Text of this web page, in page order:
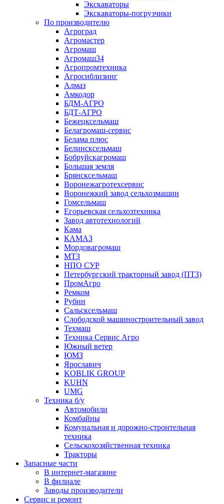
Экскаваторы
Экскаваторы-погрузчики
По производителю
Агроград
Агромастер
Агромаш
Агромаш34
Агропромтехника
Агросиблизинг
Алмаз
Амкодор
БДМ-АГРО
БДТ-АГРО
Бежецксельмаш
Белагромаш-сервис
Белама плюс
Белинсксельмаш
Бобруйскагромаш
Большая земля
Брянсксельмаш
Воронежагротехсервис
Воронежкий завод сельхозмашин
Гомсельмаш
Егорьевская сельхозтехника
Завод автотехнологий
Кама
КАМАЗ
Мордовагромаш
МТЗ
НПО СУР
Петербургский тракторный завод (ПТЗ)
ПромАгро
Ремком
Рубин
Сальскcельмаш
Слободской машиностроительный завод
Техмаш
Техника Сервис Агро
Южный ветер
ЮМЗ
Ярославич
KOBLIK GROUP
KUHN
UMG
Техника б/у
Автомобили
Комбайны
Комунальная и дорожно-строительная
техника
Сельскохозяйственная техника
Тракторы
Запасные части
В интернет-магазине
В филиале
Заводы производители
Сервис и ремонт